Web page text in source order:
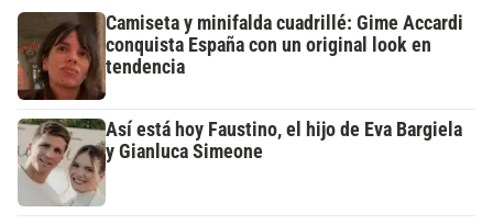
Camiseta y minifalda cuadrillé: Gime Accardi
conquista España con un original look en
tendencia
Así está hoy Faustino, el hijo de Eva Bargiela
y Gianluca Simeone